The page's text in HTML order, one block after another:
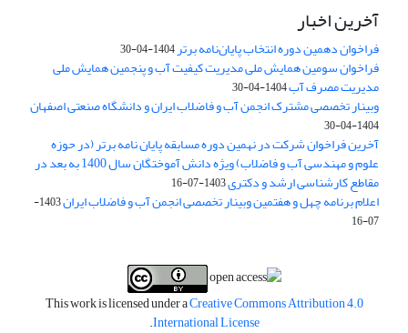
آخرین اخبار
فراخوان دهمین دوره انتخاب پایان‌نامه برتر1404-04-30
فراخوان سومین همایش ملی مدیریت کیفیت آب و پنجمین همایش ملی
مدیریت مصرف آب1404-04-30
وبینار تخصصی مشترک انجمن آب و فاضلاب ایران و دانشگاه صنعتی اصفهان
1404-04-30
آخرین فراخوان شرکت در نهمین دوره مسابقه پایان نامه برتر (در حوزه
علوم و مهندسی آب و فاضلاب) ویژه دانش آموختگان سال 1400 به بعد در
مقاطع کارشناسی ارشد و دکتری1403-07-16
اعلام برنامه چهل و هفتمین وبینار تخصصی انجمن آب و فاضلاب ایران
1403-
07-16
This work is licensed under aCreative Commons Attribution 4.0
International License
.